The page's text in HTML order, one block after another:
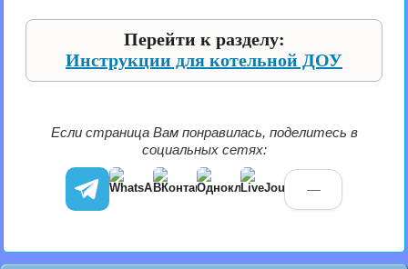
Перейти к разделу:
Инструкции для котельной ДОУ
Если страница Вам понравилась, поделитесь в
социальных сетях:
—